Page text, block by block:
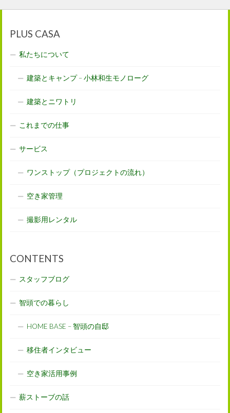
PLUS CASA
私たちについて
建築とキャンプ – 小林和生モノローグ
建築とニワトリ
これまでの仕事
サービス
ワンストップ（プロジェクトの流れ）
空き家管理
撮影用レンタル
CONTENTS
スタッフブログ
智頭での暮らし
HOME BASE – 智頭の自邸
移住者インタビュー
空き家活用事例
薪ストーブの話